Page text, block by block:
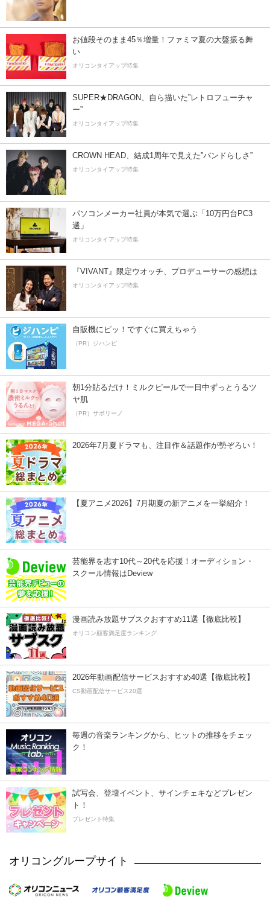
お値段そのまま45％増量！ファミマ夏の大盤振る舞
い
オリコンタイアップ特集
SUPER★DRAGON、自ら描いた”レトロフューチャ
ー”
オリコンタイアップ特集
CROWN HEAD、結成1周年で見えた”バンドらしさ”
オリコンタイアップ特集
パソコンメーカー社員が本気で選ぶ「10万円台PC3
選」
オリコンタイアップ特集
『VIVANT』限定ウオッチ、プロデューサーの感想は
オリコンタイアップ特集
自販機にピッ！ですぐに買えちゃう
（PR）ジハンピ
朝1分貼るだけ！ミルクピールで一日中ずっとうるツ
ヤ肌
（PR）サボリーノ
2026年7月夏ドラマも、注目作＆話題作が勢ぞろい！
【夏アニメ2026】7月期夏の新アニメを一挙紹介！
芸能界を志す10代～20代を応援！オーディション・
スクール情報はDeview
漫画読み放題サブスクおすすめ11選【徹底比較】
オリコン顧客満足度ランキング
2026年動画配信サービスおすすめ40選【徹底比較】
CS動画配信サービス20選
毎週の音楽ランキングから、ヒットの推移をチェッ
ク！
試写会、登壇イベント、サインチェキなどプレゼン
ト！
プレゼント特集
オリコングループサイト